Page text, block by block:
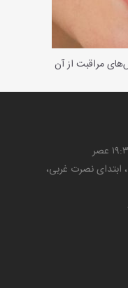
مراقبت از آن
ابتدای نصرت غربی،